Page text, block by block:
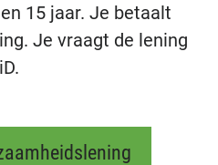
15 jaar. Je betaalt
Je vraagt de lening